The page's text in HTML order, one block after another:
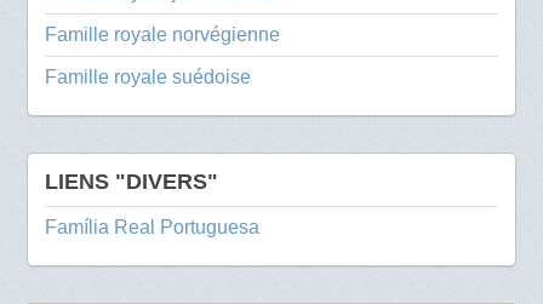
Famille royale norvégienne
Famille royale suédoise
LIENS "DIVERS"
Família Real Portuguesa